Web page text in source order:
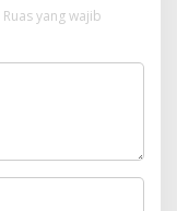
Ruas yang wajib